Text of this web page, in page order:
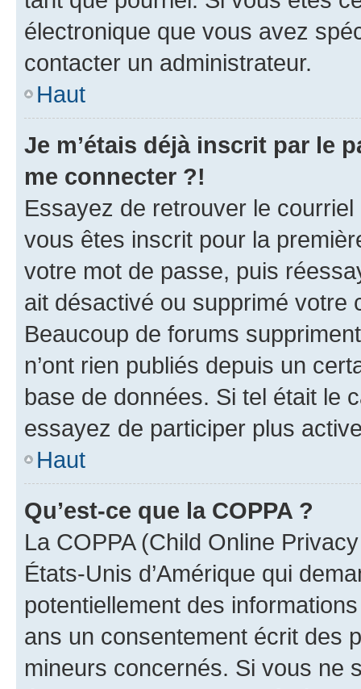
électronique que vous avez
contacter un administrateur.
Haut
Je m’étais déjà inscrit par le
me connecter ?!
Essayez de retrouver le
vous êtes inscrit pour la
votre mot de passe, puis
ait désactivé ou supprimé votre
Beaucoup de forums
n’ont rien publiés depuis un
base de données. Si tel était le
essayez de participer plus
Haut
Qu’est-ce que la COPPA ?
La COPPA (Child Online
États-Unis d’Amérique qui
potentiellement des
ans un consentement écrit des
mineurs concernés. Si vous ne